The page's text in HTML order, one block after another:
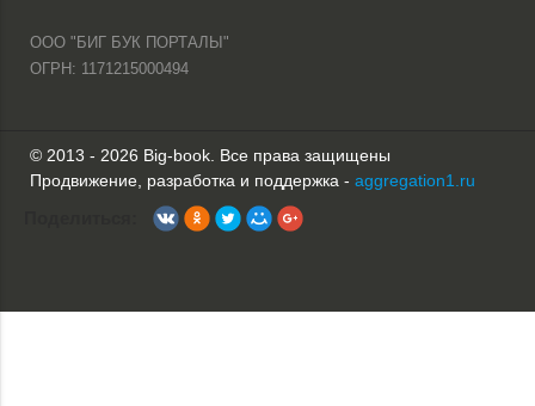
ООО "БИГ БУК ПОРТАЛЫ"
ОГРН: 1171215000494
© 2013 - 2026 Big-book. Все права защищены
Продвижение, разработка и поддержка - aggregation1.ru